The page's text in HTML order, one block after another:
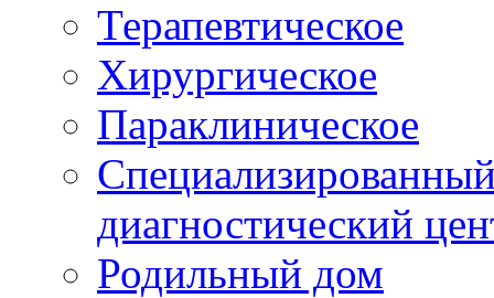
Терапевтическое
Хирургическое
Параклиническое
диагностический
Родильный дом